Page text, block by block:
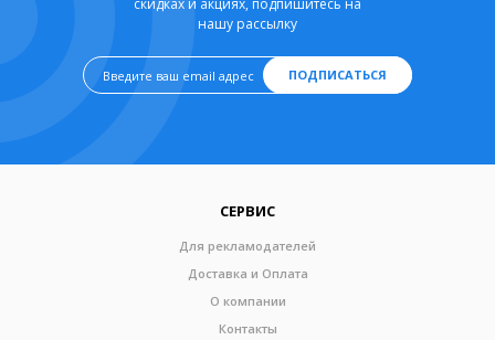
скидках и акциях, подпишитесь на
нашу рассылку
ПОДПИСАТЬСЯ
СЕРВИС
Для рекламодателей
Доставка и Оплата
О компании
Контакты